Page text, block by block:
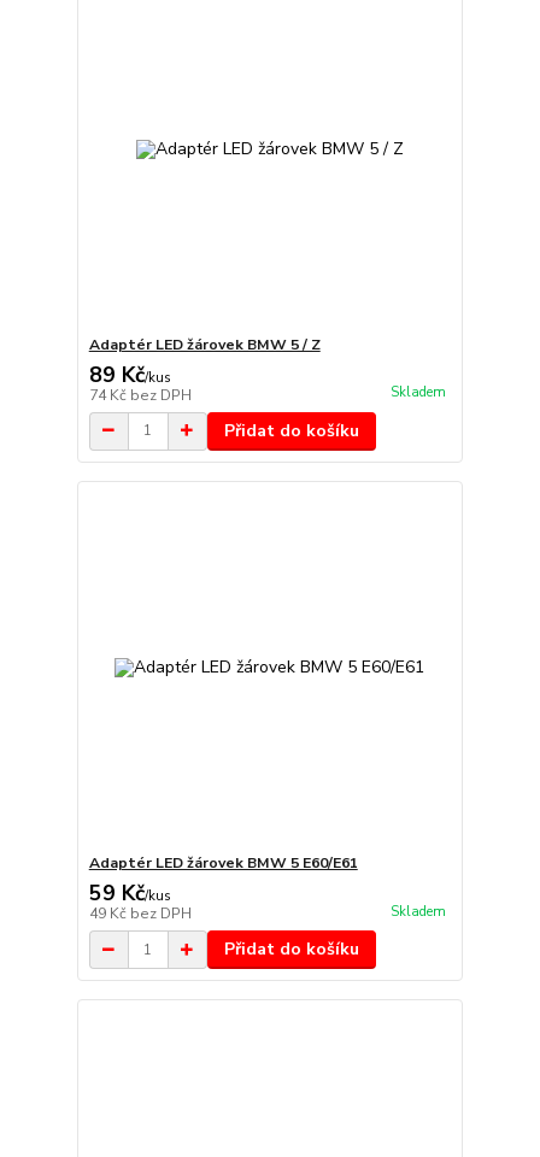
Adaptér LED žárovek BMW 5 / Z
89 Kč/kus
74 Kč bez DPH Skladem
Přidat do košíku
Adaptér LED žárovek BMW 5 E60/E61
59 Kč/kus
49 Kč bez DPH Skladem
Přidat do košíku